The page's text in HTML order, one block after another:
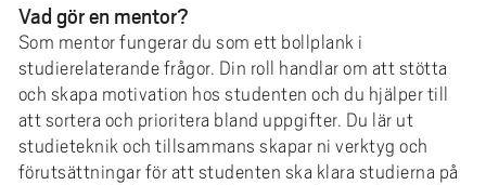
Vad gör en mentor?
Som mentor fungerar du som ett bollplank i
studierelaterande frågor. Din roll handlar om att stötta
och skapa motivation hos studenten och du hjälper till
att sortera och prioritera bland uppgifter. Du lär ut
studieteknik och tillsammans skapar ni verktyg och
förutsättningar för att studenten ska klara studierna på